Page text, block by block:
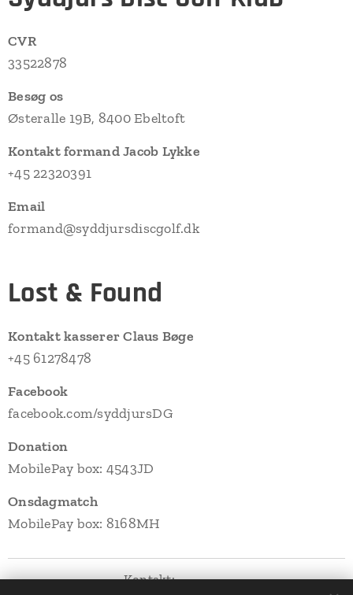
CVR
33522878
Besøg os
Østeralle 19B, 8400 Ebeltoft
Kontakt formand Jacob Lykke
+45 22320391
Email
formand@syddjursdiscgolf.dk
Lost & Found
Kontakt kasserer Claus Bøge
+45 61278478
Facebook
facebook.com/syddjursDG
Donation
MobilePay box: 4543JD
Onsdagmatch
MobilePay box: 8168MH
Kontakt: